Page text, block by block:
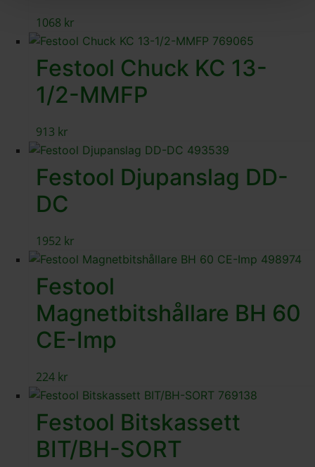
1068 kr
Festool Chuck KC 13-
1/2-MMFP
913 kr
Festool Djupanslag DD-
DC
1952 kr
Festool
Magnetbitshållare BH 60
CE-Imp
224 kr
Festool Bitskassett
BIT/BH-SORT